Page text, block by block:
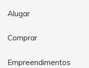
Alugar
Comprar
Empreendimentos